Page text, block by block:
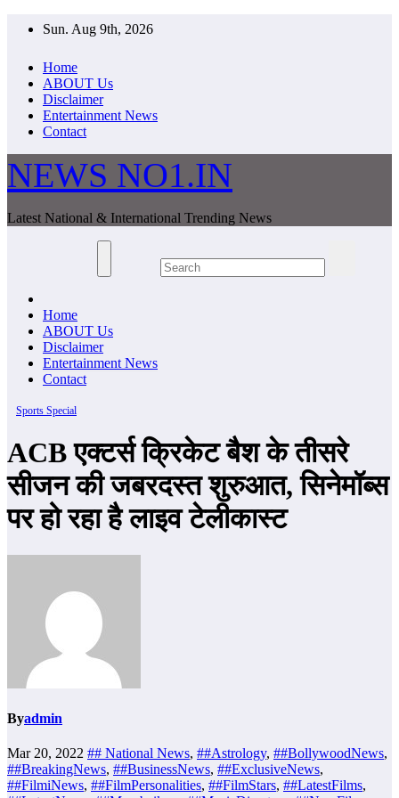
Sun. Aug 9th, 2026
Home
ABOUT Us
Disclaimer
Entertainment News
Contact
NEWS NO1.IN
Latest National & International Trending News
Home
ABOUT Us
Disclaimer
Entertainment News
Contact
Sports Special
ACB एक्टर्स क्रिकेट बैश के तीसरे
सीजन की जबरदस्त शुरुआत, सिनेमॉब्स
पर हो रहा है लाइव टेलीकास्ट
Byadmin
Mar 20, 2022 ## National News, ##Astrology, ##BollywoodNews,
##BreakingNews, ##BusinessNews, ##ExclusiveNews,
##FilmiNews, ##FilmPersonalities, ##FilmStars, ##LatestFilms,